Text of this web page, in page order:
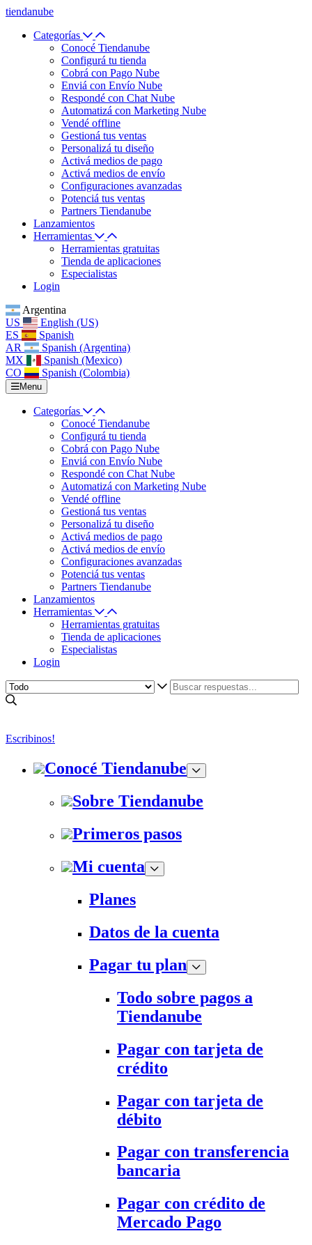
tiendanube
Categorías
Conocé Tiendanube
Configurá tu tienda
Cobrá con Pago Nube
Enviá con Envío Nube
Respondé con Chat Nube
Automatizá con Marketing Nube
Vendé offline
Gestioná tus ventas
Personalizá tu diseño
Activá medios de pago
Activá medios de envío
Configuraciones avanzadas
Potenciá tus ventas
Partners Tiendanube
Lanzamientos
Herramientas
Herramientas gratuitas
Tienda de aplicaciones
Especialistas
Login
Argentina
US
English (US)
ES
Spanish
AR
Spanish (Argentina)
MX
Spanish (Mexico)
CO
Spanish (Colombia)
Menu
Categorías
Conocé Tiendanube
Configurá tu tienda
Cobrá con Pago Nube
Enviá con Envío Nube
Respondé con Chat Nube
Automatizá con Marketing Nube
Vendé offline
Gestioná tus ventas
Personalizá tu diseño
Activá medios de pago
Activá medios de envío
Configuraciones avanzadas
Potenciá tus ventas
Partners Tiendanube
Lanzamientos
Herramientas
Herramientas gratuitas
Tienda de aplicaciones
Especialistas
Login
Escribinos!
Conocé Tiendanube
Sobre Tiendanube
Primeros pasos
Mi cuenta
Planes
Datos de la cuenta
Pagar tu plan
Todo sobre pagos a
Tiendanube
Pagar con tarjeta de
crédito
Pagar con tarjeta de
débito
Pagar con transferencia
bancaria
Pagar con crédito de
Mercado Pago